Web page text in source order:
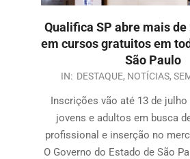
Qualifica SP abre mais
em cursos gratuitos em
São Paulo
IN: DESTAQUE, NOTÍCIAS,
Inscrições vão até 13 de
jovens e adultos em busca
profissional e inserção no
O Governo do Estado de São